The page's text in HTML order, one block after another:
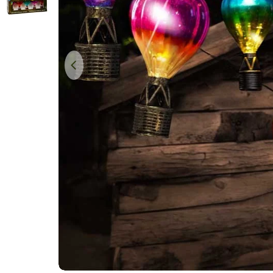
Open media 0 in modal